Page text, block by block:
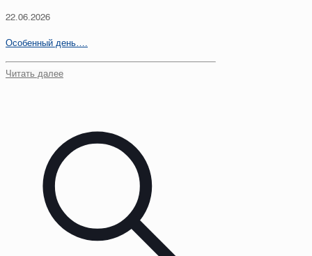
22.06.2026
Особенный день….
Читать далее